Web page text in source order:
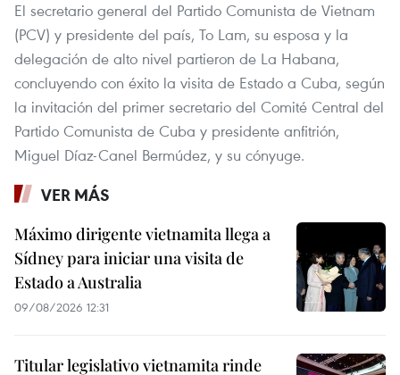
El secretario general del Partido Comunista de Vietnam
(PCV) y presidente del país, To Lam, su esposa y la
delegación de alto nivel partieron de La Habana,
concluyendo con éxito la visita de Estado a Cuba, según
la invitación del primer secretario del Comité Central del
Partido Comunista de Cuba y presidente anfitrión,
Miguel Díaz-Canel Bermúdez, y su cónyuge.
VER MÁS
Máximo dirigente vietnamita llega a
Sídney para iniciar una visita de
Estado a Australia
09/08/2026 12:31
Titular legislativo vietnamita rinde